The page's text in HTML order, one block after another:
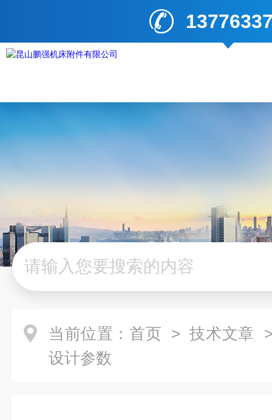
当前位置： 首页 > 技术文章
设计参数